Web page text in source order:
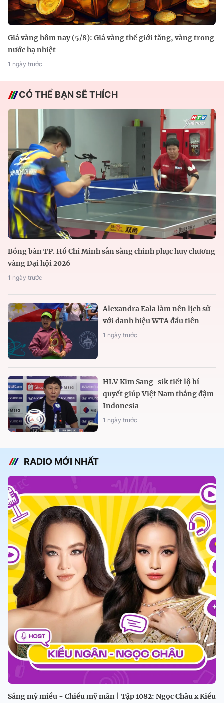
Giá vàng hôm nay (5/8): Giá vàng thế giới tăng, vàng trong
nước hạ nhiệt
1 ngày trước
CÓ THỂ BẠN SẼ THÍCH
Bóng bàn TP. Hồ Chí Minh sẵn sàng chinh phục huy chương
vàng Đại hội 2026
1 ngày trước
Alexandra Eala làm nên lịch sử
với danh hiệu WTA đầu tiên
1 ngày trước
HLV Kim Sang-sik tiết lộ bí
quyết giúp Việt Nam thắng đậm
Indonesia
1 ngày trước
RADIO MỚI NHẤT
Sáng mỹ miều - Chiều mỹ mãn | Tập 1082: Ngọc Châu x Kiều